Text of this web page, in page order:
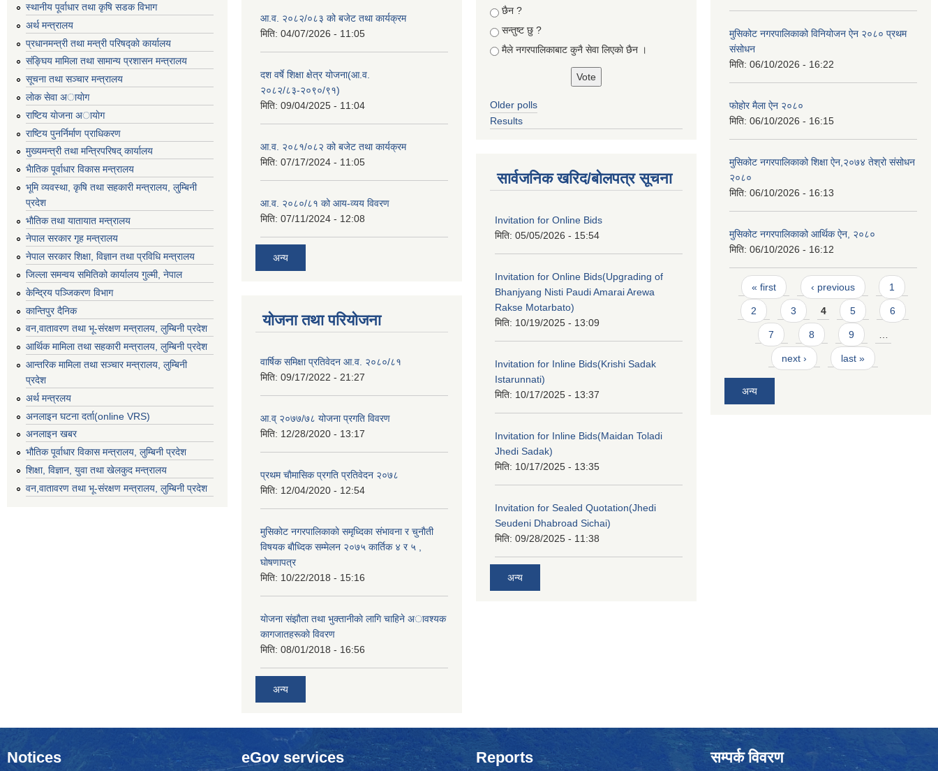
स्थानीय पूर्वाधार तथा कृषि सडक विभाग
अर्थ मन्त्रालय
प्रधानमन्त्री तथा मन्त्री परिषद्काे कार्यालय
संङ्घिय मामिला तथा सामान्य प्रशासन मन्त्रालय
सूचना तथा सञ्चार मन्त्रालय
लाेक सेवा अायाेग
राष्टिय याेजना अायाेग
राष्टिय पुनर्निर्माण प्राधिकरण
मुख्यमन्त्री तथा मन्त्रिपरिषद् कार्यालय
भैातिक पूर्वाधार विकास मन्त्रालय
भूमि व्यवस्था, कृषि तथा सहकारी मन्त्रालय, लु्म्बिनी
प्रदेश
भाैतिक तथा यातायात मन्त्रालय
नेपाल सरकार गृह मन्त्रालय
नेपाल सरकार शिक्षा, विज्ञान तथा प्रविधि मन्त्रालय
जिल्ला समन्वय समितिको कार्यालय गुल्मी, नेपाल
केन्द्रिय पञ्जिकरण विभाग
कान्तिपुर दैनिक
वन,वातावरण तथा भू-संरक्षण मन्त्रालय, लुम्बिनी प्रदेश
आर्थिक मामिला तथा सहकारी मन्त्रालय, लुम्बिनी प्रदेश
आन्तरिक मामिला तथा सञ्चार मन्त्रालय, लुम्बिनी
प्रदेश
अर्थ मन्त्रलय
अनलाइन घटना दर्ता(online VRS)
अनलाइन खबर
भौतिक पूर्वाधार विकास मन्त्रालय, लुम्बिनी प्रदेश
शिक्षा, विज्ञान, युवा तथा खेलकुद मन्‍‍त्रालय
वन,वातावरण तथा भू-संरक्षण मन्त्रालय, लुम्बिनी प्रदेश
आ.व. २०८२/०८३ को बजेट तथा कार्यक्रम
मिति: 04/07/2026 - 11:05
दश वर्षे शिक्षा क्षेत्र योजना(आ.व.
२०८२/८३-२०९०/९१)
मिति: 09/04/2025 - 11:04
आ.व. २०८१/०८२ को बजेट तथा कार्यक्रम
मिति: 07/17/2024 - 11:05
आ.व. २०८०/८१ को आय-व्यय विवरण
मिति: 07/11/2024 - 12:08
अन्य
योजना तथा परियोजना
वार्षिक समिक्षा प्रतिवेदन आ.व. २०८०/८१
मिति: 09/17/2022 - 21:27
आ.व् २०७७/७८ योजना प्रगति विवरण
मिति: 12/28/2020 - 13:17
प्रथम चाैमासिक प्रगति प्रतिवेदन २०७८
मिति: 12/04/2020 - 12:54
मुसिकाेट नगरपालिकाकाे समृध्दिका संभावना र चुनाैती
विषयक बाैध्दिक सम्मेलन २०७५ कार्तिक ४ र ५ ,
घाेषणापत्र
मिति: 10/22/2018 - 15:16
याेजना संझाैता तथा भुक्तानीकाे लागि चाहिने अावश्यक
कागजातहरूकाे विवरण
मिति: 08/01/2018 - 16:56
अन्य
छैन ?
सन्तुष्ट छु ?
मैले नगरपालिकाबाट कुनै सेवा लिएकाे छैन ।
Older polls
Results
सार्वजनिक खरिद/बोलपत्र सूचना
Invitation for Online Bids
मिति: 05/05/2026 - 15:54
Invitation for Online Bids(Upgrading of
Bhanjyang Nisti Paudi Amarai Arewa
Rakse Motarbato)
मिति: 10/19/2025 - 13:09
Invitation for Inline Bids(Krishi Sadak
Istarunnati)
मिति: 10/17/2025 - 13:37
Invitation for Inline Bids(Maidan Toladi
Jhedi Sadak)
मिति: 10/17/2025 - 13:35
Invitation for Sealed Quotation(Jhedi
Seudeni Dhabroad Sichai)
मिति: 09/28/2025 - 11:38
अन्य
मुसिकोट नगरपालिकाको विनियोजन ऐन २०८० प्रथम
संसोधन
मिति: 06/10/2026 - 16:22
फोहोर मैला ऐन २०८०
मिति: 06/10/2026 - 16:15
मुसिकोट नगरपालिकाको शिक्षा ऐन,२०७४ तेश्रो संसोधन
२०८०
मिति: 06/10/2026 - 16:13
मुसिकोट नगरपालिकाको आर्थिक ऐन, २०८०
मिति: 06/10/2026 - 16:12
Pages
« first ‹ previous 1
2 3 4 5 6
7 8 9 …
next › last »
अन्य
Notices eGov services Reports सम्पर्क विवरण